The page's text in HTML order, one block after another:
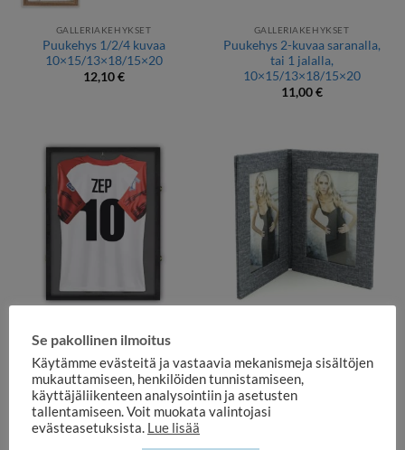
GALLERIAKEHYKSET
Puukehys 1/2/4 kuvaa
10×15/13×18/15×20
12,10€
GALLERIAKEHYKSET
Puukehys 2-kuvaa saranalla,
tai 1 jalalla,
10×15/13×18/15×20
11,00€
Pelipaitakehys ILOMAX
59×79 musta tilakehys
pleksilasilla
169,00€
/ kansio,
harmaa/musta/punainen
13,30
Se pakollinen ilmoitus
Käytämme evästeitä ja vastaavia mekanismeja sisältöjen
mukauttamiseen, henkilöiden tunnistamiseen,
käyttäjäliikenteen analysointiin ja asetusten
tallentamiseen. Voit muokata valintojasi
evästeasetuksista. Lue lisää